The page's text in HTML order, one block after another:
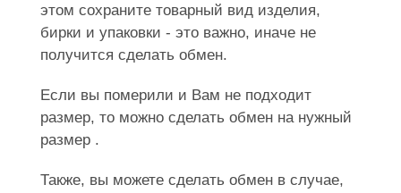
этом сохраните товарный вид изделия,
бирки и упаковки - это важно, иначе не
получится сделать обмен.
Если вы померили и Вам не подходит
размер, то можно сделать обмен на нужный
размер .
Также, вы можете сделать обмен в случае,